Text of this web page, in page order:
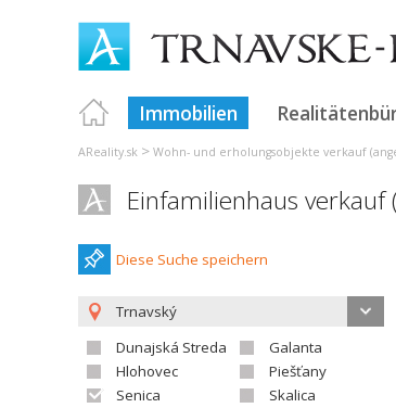
Immobilien
AReality.sk > Wohn- und erholungsobjekte verkauf
Einfamilienhaus verkauf
Diese Suche speichern
Trnavský
Dunajská Streda
Galanta
Hlohovec
Piešťany
Senica
Skalica